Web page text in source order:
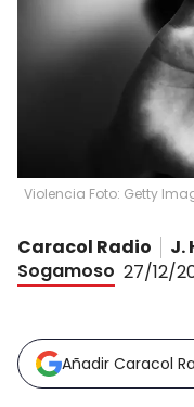
Violencia Foto: Getty
Caracol Radio
J.
Sogamoso 27/12/
Añadir Caracol